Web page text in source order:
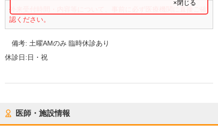
外来受付時間・内容等について、事前に必ず医療機関に直接ご確
認ください。
×閉じる
備考: 土曜AMのみ 臨時休診あり
休診日:日・祝
医師・施設情報